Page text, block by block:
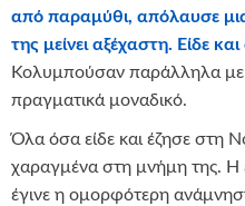
από παραμύθι, απόλαυσε
της μείνει αξέχαστη. Είδε
Κολυμπούσαν παράλληλα με
πραγματικά μοναδικό.
Όλα όσα είδε και έζησε στη
χαραγμένα στη μνήμη της. Η
έγινε η ομορφότερη